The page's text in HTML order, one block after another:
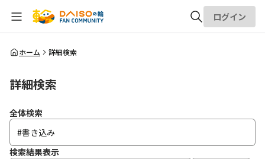
全体検索
ログイン
ホーム 詳細検索
詳細検索
全体検索
検索結果表示